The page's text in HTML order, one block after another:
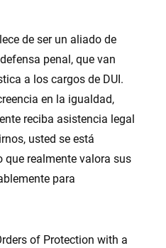
de ser un aliado de
penal, que van
a los cargos de DUI.
en la igualdad,
reciba asistencia legal
usted se está
que realmente valora sus
para